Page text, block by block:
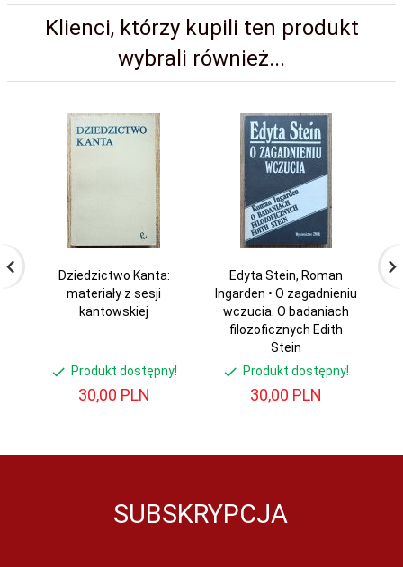
Klienci, którzy kupili ten produkt
wybrali również...
Dziedzictwo Kanta:
materiały z sesji
kantowskiej
Produkt dostępny!
30,00 PLN
Edyta Stein, Roman
Ingarden • O zagadnieniu
wczucia. O badaniach
filozoficznych Edith
Stein
Produkt dostępny!
30,00 PLN
SUBSKRYPCJA